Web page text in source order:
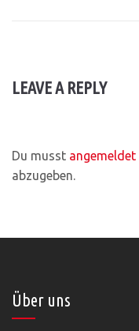
LEAVE A REPLY
Du musst angemeldet
abzugeben.
Über uns